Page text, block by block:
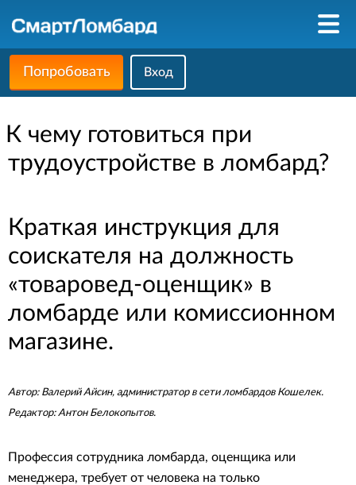
Попробовать Вход
К чему готовиться при
трудоустройстве в ломбард?
Краткая инструкция для
соискателя на должность
«товаровед-оценщик» в
ломбарде или комиссионном
магазине.
Автор: Валерий Айсин, администратор в сети ломбардов Кошелек.
Редактор: Антон Белокопытов.
Профессия сотрудника ломбарда, оценщика или
менеджера, требует от человека на только